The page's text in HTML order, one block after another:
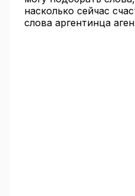
насколько сейчас
слова аргентинца